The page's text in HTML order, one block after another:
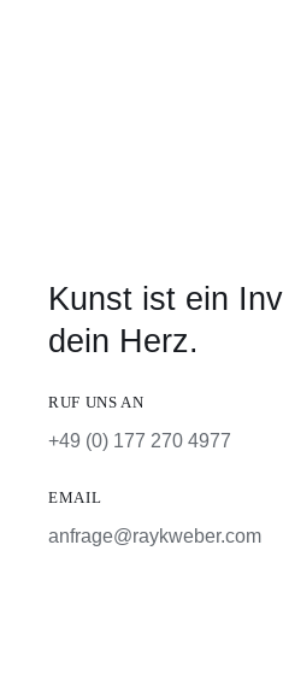
Kunst ist ein
dein Herz.
RUF UNS AN
+49 (0) 177 270 4977
EMAIL
anfrage@raykweber.com